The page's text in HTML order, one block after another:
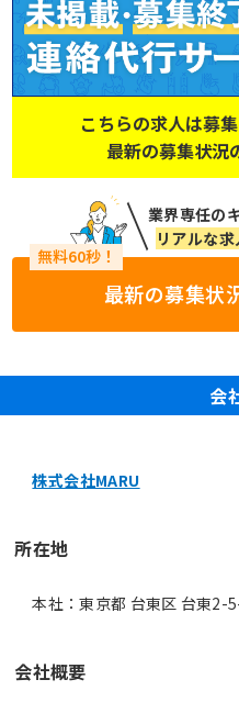
こちらの求人は募
最新の募集状況
業界専任の
リアルな
最新の募集状
会
株式会社MARU
所在地
本社：東京都 台東区 台東2-
会社概要